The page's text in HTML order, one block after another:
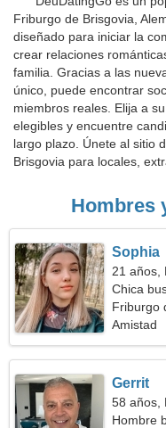
Friburgo de Brisgovia,
diseñado para iniciar la
crear relaciones
familia. Gracias a las
único, puede encontrar
miembros reales. Elija a
elegibles y encuentre
largo plazo. Únete al sitio
Brisgovia para locales,
Hombres
Sophia
21 años,
Chica
Friburgo
Amistad
Gerrit
58 años,
Hombre